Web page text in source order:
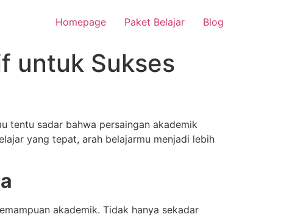
Homepage Paket Belajar Blog
untuk Sukses
tentu sadar bahwa persaingan akademik
yang tepat, arah belajarmu menjadi lebih
akademik. Tidak hanya sekadar